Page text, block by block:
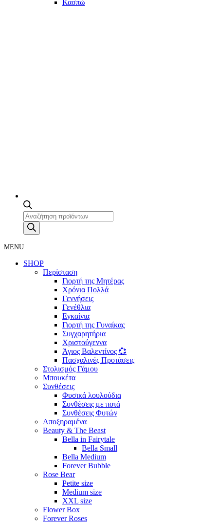
Κασπώ
Products
search
MENU
SHOP
Περίσταση
Γιορτή της Μητέρας
Χρόνια Πολλά
Γεννήσεις
Γενέθλια
Εγκαίνια
Γιορτή της Γυναίκας
Συγχαρητήρια
Χριστούγεννα
Άγιος Βαλεντίνος 💞
Πασχαλινές Προτάσεις
Στολισμός Γάμου
Μπουκέτα
Συνθέσεις
Φυσικά λουλούδια
Συνθέσεις με ποτά
Συνθέσεις Φυτών
Αποξηραμένα
Beauty & The Beast
Bella in Fairytale
Bella Small
Bella Medium
Forever Bubble
Rose Bear
Petite size
Medium size
XXL size
Flower Box
Forever Roses